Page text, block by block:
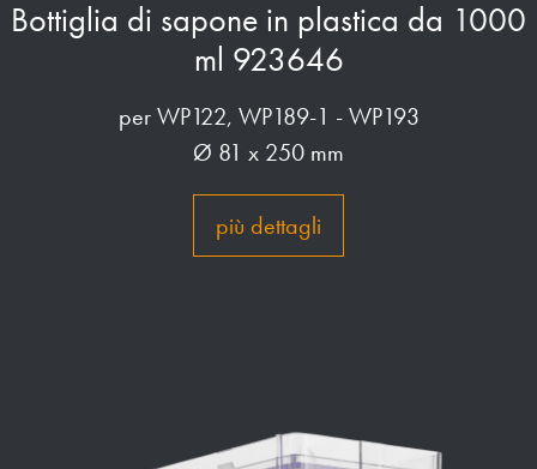
Bottiglia di sapone in plastica da 1000
ml 923646
per WP122, WP189-1 - WP193
Ø 81 x 250 mm
più dettagli